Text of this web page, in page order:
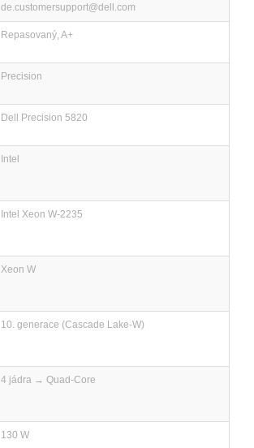
de.customersupport@dell.com
Repasovaný, A+
Precision
Dell Precision 5820
Intel
Intel Xeon W-2235
Xeon W
10. generace (Cascade Lake-W)
4 jádra → Quad-Core
130 W